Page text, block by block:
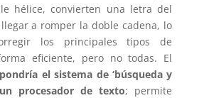
hélice, convierten una letra del
a romper la doble cadena, lo
los principales tipos de
eficiente, pero no todas. El
el sistema de ‘búsqueda y
procesador de texto; permite